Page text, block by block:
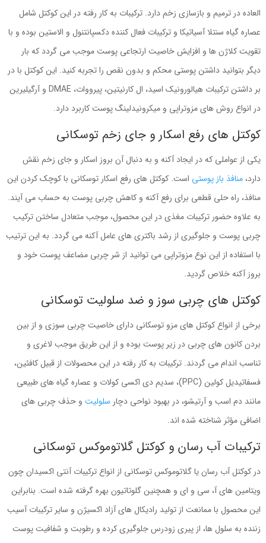
العاده در ترمیم و بازسازی زخم دارد. ترکیبات به کار رفته در این کوکتل شامل
عصاره گیاه سنتلا آسیاتیکا و ترکیبات فعال کننده دکسپانتنول و الاستین بوده و با
تقویت کلاژن ها و افزایش خاصیت ارتجاعی پوست موجب می گردد که بار
دیگر بتوانید داشتن پوستی محکم و بدون نقص را تجربه کنید. این کوکتل با در
بر داشتن ترکیبات هیالورونیک اسید، ال کارنیتین، پیرووات، DMAE و آرگیلیرین
در انواع روش های مزوتراپی و میکرونیدلینگ پوست کاربرد دارد.
کوکتل های رفع اسکار و جای زخم توسکانی
یکی از عواملی که در ایجاد آکنه و به دنبال آن بروز اسکار و جای زخم نقش
دارد،منافذ باز پوستی است. کوکتل های رفع اسکار توسکانی با کوچک کردن این
منافذ، راه حلی قطعی برای رفع آکنه و کاهش چربی پوست به حساب می آیند.
به علاوه حضور ترکیبات مغذی در این محصول، موجب متعادل ساختن ترکیب
چربی پوست و جلوگیری از رشد باکتری های عامل آکنه می گردد. به این ترتیب
با استفاده از این نوع مزوتراپی می توانید از شر چربی مضاعف پوست خود و
بروز آکنه خلاص گردید.
کوکتل های چربی سوز و ضد سلولیت توسکانی
برخی از انواع کوکتل های مزو توسکانی دارای خاصیت چربی سوزی و از بین
بردن کانون های چربی در زیر پوست بوده و از این طریق موجب لاغری و
تناسب اندام می گردند. ترکیبات به کار رفته در این محصولات از قبیل کافئین،
فسفاتیدیل کولین (PPC)، سدیم دی اکسی کولات و عصاره گیاه های طبیعی
مانند دم اسب و آرتیشو، در بهبود نواحی دچار سلولیت و حذف چربی های
اضافی مؤثر شناخته شده اند.
ترکیبات آب رسان و کوکتل گلاتوموکس توسکانی
در کوکتل آب رسان یا گلاتوموکس توسکانی از انواع ترکیبات آنتی اکسیدان چون
ویتامین های آ، سی و ای و همچنین گلوتاتیون بهره گرفته شده است. بنابراین
این محصول با ممانعت از تولید رادیکال های آزاد اکسیژن و سایر ترکیبات آسیب
زننده به سلول ها، از پیری زودرس جلوگیری کرده و رطوبت و شفافیت پوست